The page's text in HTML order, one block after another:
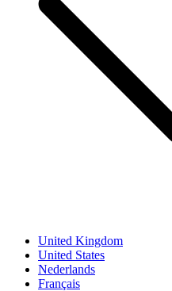
United Kingdom
United States
Nederlands
Français